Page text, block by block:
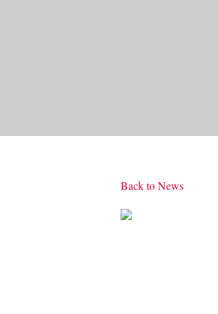
Back to News